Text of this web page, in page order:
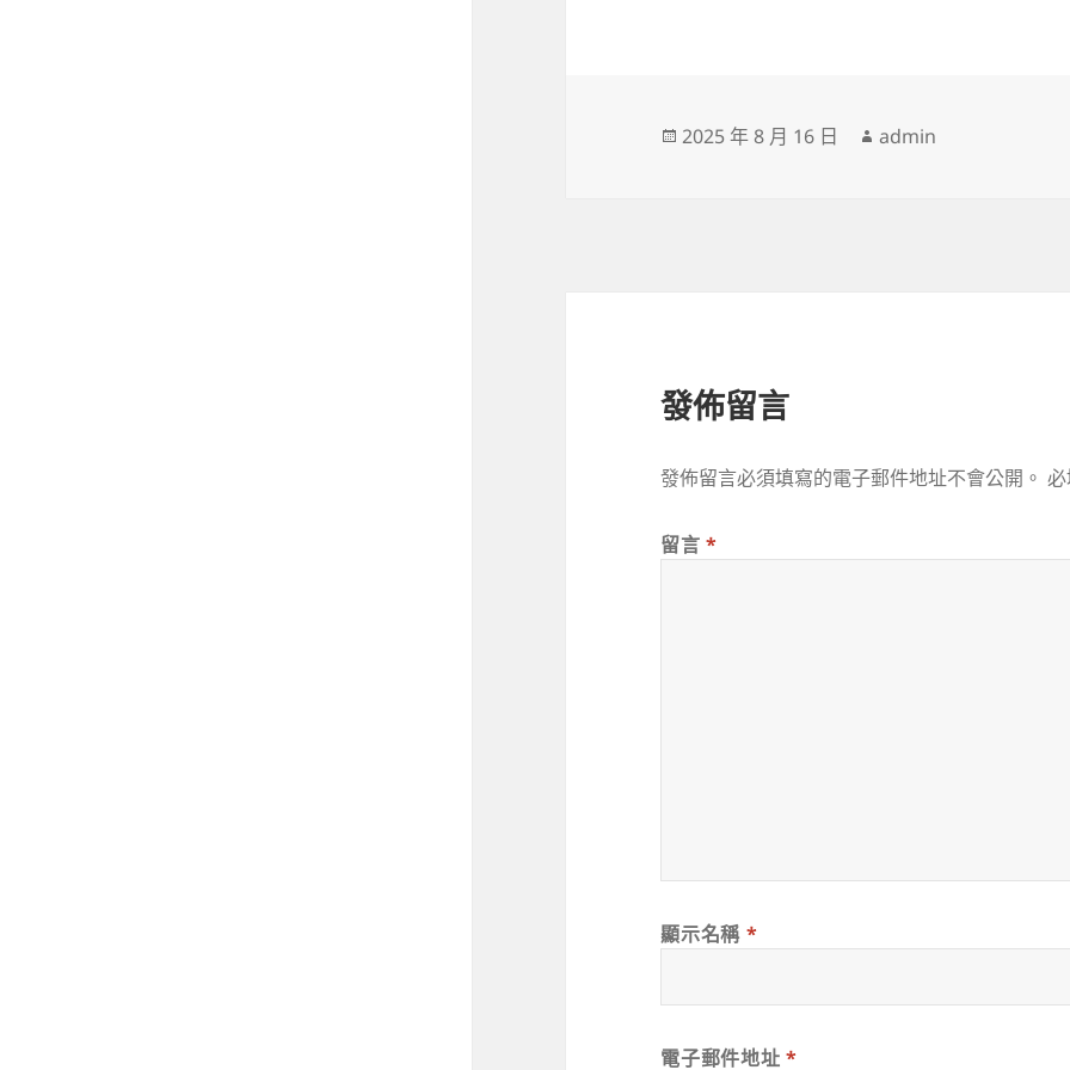
發
2025 年 8 月 16 日
作
admin
發佈留言
發佈留言必須填寫的電子郵件地址不會公開。
留言*
顯示名稱 *
電子郵件地址 *